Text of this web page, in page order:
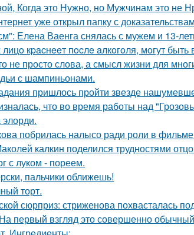
Когда это Нужно, но Мужчинам это не
уже открыл папку с
Елена Ваенга снялась с мужем и 13-
кpacнeeт пocлe aлкoгoля, мoгут
не просто слова, а смысл жизни для
с шампиньонами.
пришлось пройти звезде
что во время работы над
побрилась налысо ради роли в
калкин поделился трудностями
с луком - пореем.
пальчики оближешь!
торт.
сюрприз: стриженова похвасталась
первый взгляд это совершенно